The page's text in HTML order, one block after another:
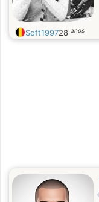
Soft199728 anos